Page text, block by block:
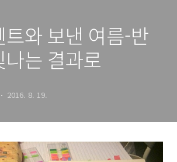
트와 보낸 여름-반
는 결과로
2016. 8. 19.